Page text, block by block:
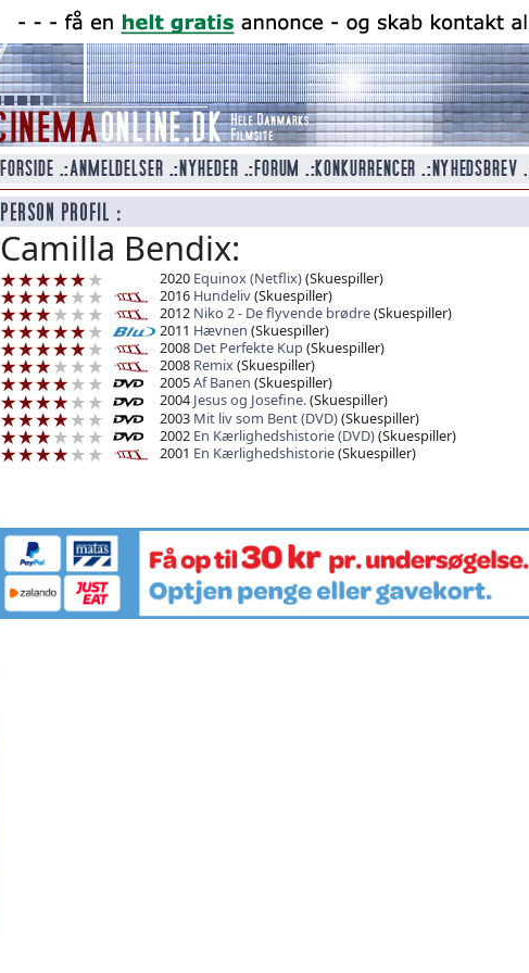
Camilla Bendix:
2020 Equinox (Netflix)(Skuespiller)
2016 Hundeliv(Skuespiller)
2012 Niko 2 - De flyvende brødre(Skuespiller)
2011 Hævnen (Skuespiller)
2008 Det Perfekte Kup(Skuespiller)
2008 Remix(Skuespiller)
2005Af Banen (Skuespiller)
2004 Jesus og Josefine.(Skuespiller)
2003 Mit liv som Bent (DVD)(Skuespiller)
2002 En Kærlighedshistorie (DVD)(Skuespiller)
2001 En Kærlighedshistorie(Skuespiller)